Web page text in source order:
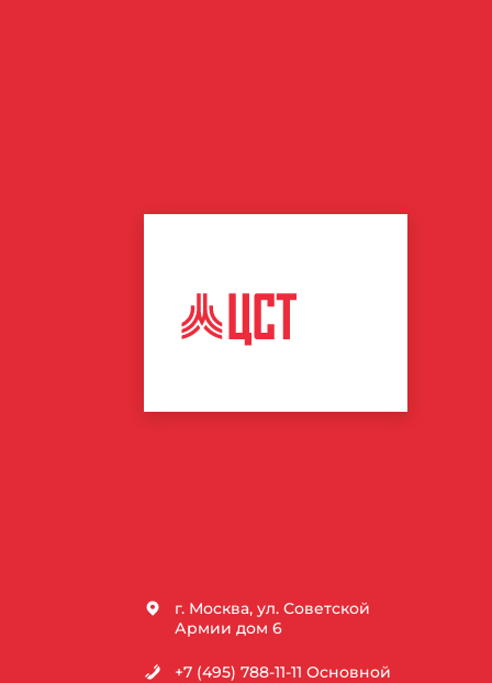
ЦЕНТР
г. Москва, ул. Советской
Армии дом 6
+7 (495) 788-11-11 Основной